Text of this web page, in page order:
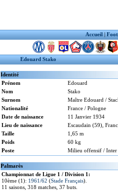
Accueil |
Edouard Stako
Identité
Prénom
Edouard
Nom
Stako
Surnom
Maître Edouard /
Nationalité
France / Pologne
Date de naissance
11 Janvier 1934
Lieu de naissance
Escaudain (59),
Taille
1,65 m
Poids
60 kg
Poste
Milieu offensif / Inter
Palmarès
Championnat de Ligue 1 / Division 1:
10ème (1): 1961/62 (Stade Français).
11 saisons, 318 matches, 37 buts.